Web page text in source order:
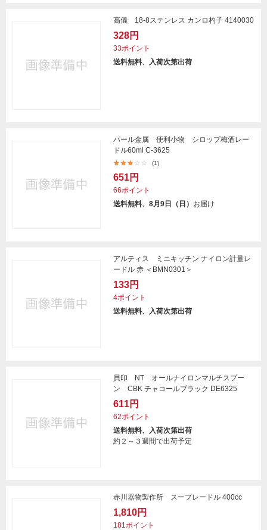
高儀 18-8ステンレス カンロ杓子 4140030
328円
33ポイント
送料無料、入荷次第出荷
パール金属 便利小物 シロップ梅酒レー
ドル60ml C-3625
(1)
651円
66ポイント
送料無料、8月9日（日） お届け
アルティス ミニキッチン ナイロン計量レ
ードル 赤 ＜BMN0301＞
133円
4ポイント
送料無料、入荷次第出荷
貝印 NT オールナイロンマルチスプー
ン CBK チャコールブラック DE6325
611円
62ポイント
送料無料、入荷次第出荷
約２～３週間で出荷予定
赤川器物製作所 スープレードル 400cc
1,810円
181ポイント